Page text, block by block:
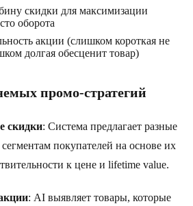
скидки для максимизации
оборота
акции (слишком короткая не
долгая обесценит товар)
промо-стратегий
скидки: Система предлагает разные
покупателей на основе их
к цене и lifetime value.
: AI выявляет товары, которые